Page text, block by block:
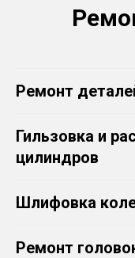
Ремонт
Гильзовка и
цилиндров
Шлифовка
Ремонт